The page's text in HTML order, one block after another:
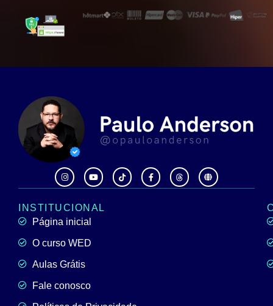
INSTITUCIONAL
Página inicial
O curso WED
Aulas Grátis
Fale conosco